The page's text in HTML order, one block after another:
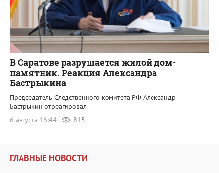
В Саратове разрушается жилой дом-
памятник. Реакция Александра
Бастрыкина
Председатель Следственного комитета РФ Александр
Бастрыкин отреагировал
6 августа 16:44
815
ГЛАВНЫЕ НОВОСТИ